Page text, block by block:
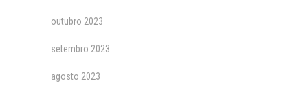
outubro 2023
setembro 2023
agosto 2023